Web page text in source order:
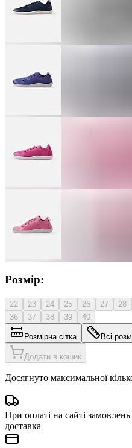
Розмір:
22 23 24 25 26 27 28
36
37 38 39 40
Розмірна сітка Всі
Додати в кошик
Досягнуто максимальної
При оплаті на сайті
доставка